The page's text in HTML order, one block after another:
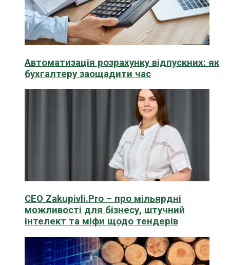
Автоматизація розрахунку відпускних: як
бухгалтеру заощадити час
CEO Zakupivli.Pro – про мільярдні
можливості для бізнесу, штучний
інтелект та міфи щодо тендерів